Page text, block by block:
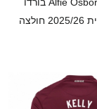
ילדים Alfie Osborne #6 בורדו
לבן ג'רזי ביתית 2025/26 חולצה